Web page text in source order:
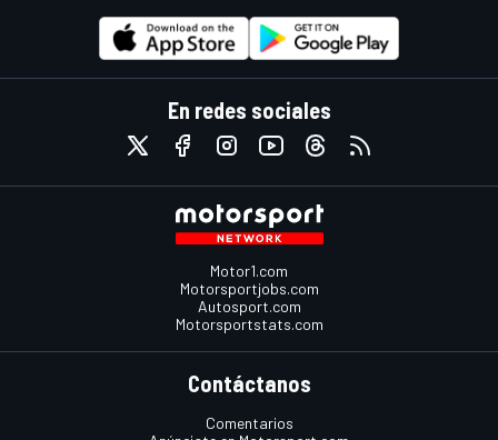
En redes sociales
Motor1.com
Motorsportjobs.com
Autosport.com
Motorsportstats.com
Contáctanos
Comentarios